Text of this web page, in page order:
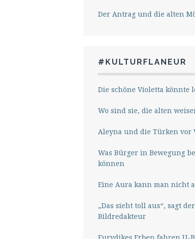
Der Antrag und die alten
#KULTURFLANEUR
Die schöne Violetta könnte
Wo sind sie, die alten
Aleyna und die Türken vor
Was Bürger in Bewegung
können
Eine Aura kann man nicht
„Das sieht toll aus“, sagt der
Bildredakteur